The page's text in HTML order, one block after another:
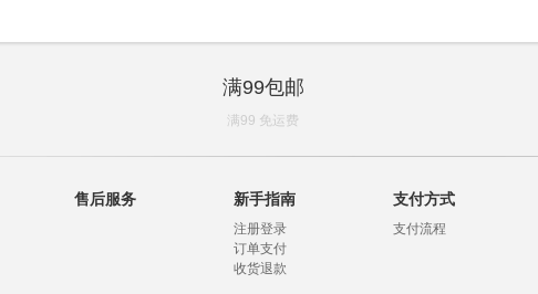
满99包邮
满99 免运费
售后服务 新手指南
注册登录
订单支付
收货退款
支付方式
支付流程